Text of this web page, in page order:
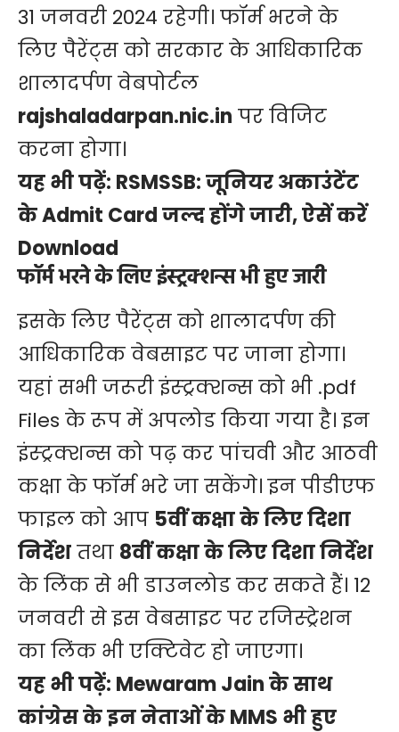
31 जनवरी 2024 रहेगी। फॉर्म भरने के
लिए पैरेंट्स को सरकार के आधिकारिक
शालादर्पण वेबपोर्टल
rajshaladarpan.nic.in पर विजिट
करना होगा।
यह भी पढ़ें: RSMSSB: जूनियर अकाउंटेंट
के Admit Card जल्द होंगे जारी, ऐसें करें
Download
फॉर्म भरने के लिए इंस्ट्रक्शन्स भी हुए जारी
इसके लिए पैरेंट्स को शालादर्पण की
आधिकारिक वेबसाइट पर जाना होगा।
यहां सभी जरूरी इंस्ट्रक्शन्स को भी .pdf
Files के रूप में अपलोड किया गया है। इन
इंस्ट्रक्शन्स को पढ़ कर पांचवी और आठवी
कक्षा के फॉर्म भरे जा सकेंगे। इन पीडीएफ
फाइल को आप 5वीं कक्षा के लिए दिशा
निर्देशतथा 8वीं कक्षा के लिए दिशा निर्देश
के लिंक से भी डाउनलोड कर सकते हैं। 12
जनवरी से इस वेबसाइट पर रजिस्ट्रेशन
का लिंक भी एक्टिवेट हो जाएगा।
यह भी पढ़ें: Mewaram Jain के साथ
कांग्रेस के इन नेताओं के MMS भी हुए